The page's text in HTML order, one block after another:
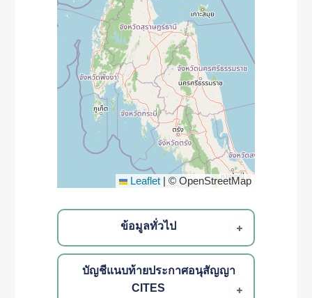
Leaflet | © OpenStreetMap
ข้อมูลทั่วไป
บัญชีแนบท้ายประกาศอนุสัญญา
CITES